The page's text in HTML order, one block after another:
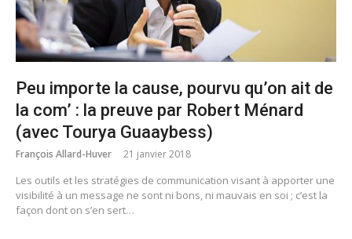
Peu importe la cause, pourvu qu’on ait de
la com’ : la preuve par Robert Ménard
(avec Tourya Guaaybess)
François Allard-Huver 21 janvier 2018
Les outils et les stratégies de communication visant à apporter une
visibilité à un message ne sont ni bons, ni mauvais en soi ; c’est la
façon dont on s’en sert…